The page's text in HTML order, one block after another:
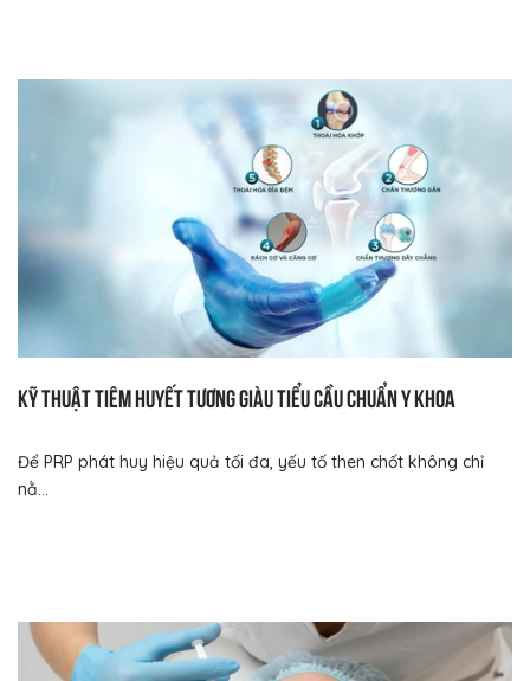
Kỹ thuật tiêm huyết tương giàu tiểu cầu chuẩn y khoa
Để PRP phát huy hiệu quả tối đa, yếu tố then chốt không chỉ
nằ...